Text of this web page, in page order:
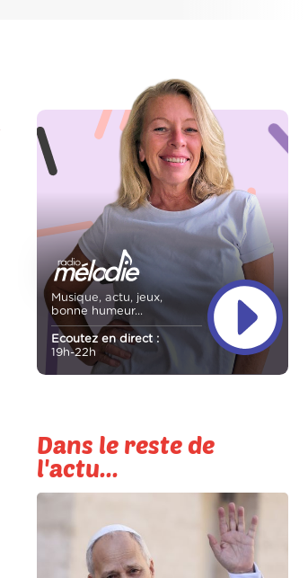
Musique, actu, jeux,
bonne humeur...
Ecoutez en direct :
19h-22h
Dans le reste de
l'actu...